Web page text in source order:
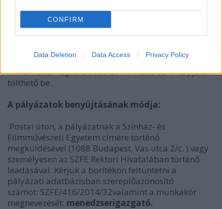
CONFIRM
Data Deletion Data Access Privacy Policy
terület működtetésére
A munkakör betölthetőségének időpontja:
A munkakör legkorábban 2014. március 4. napjától
tölthető be.
A pályázatok benyújtásának módja:
Postai úton, a pályázatnak a Színház- és
Filmművészeti Egyetem címére történő
megküldésével (1088 Budapest, Vas utca 2/c. ) vagy
személyesen az SZFE Rektori Hivatalában történő
leadásával. Kérjük a borítékon feltüntetni a
pályázati adatbázisban szereplőazonosító
számot: SZFE/416/2014/32valamint a munkakör
megnevezését: menedzserigazgató.